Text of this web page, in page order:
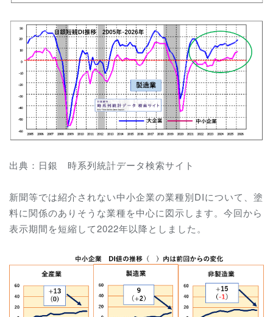
出典：日銀 時系列統計データ検索サイト
新聞等では紹介されない中小企業の業種別DIについて、塗
料に関係のありそうな業種を中心に図示します。今回から
表示期間を短縮して2022年以降としました。